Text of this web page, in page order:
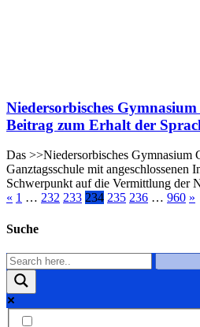
Niedersorbisches
Beitrag zum Erhalt der
Das >>Niedersorbisches Gymnasium
Ganztagsschule mit angeschlossenen
Schwerpunkt auf die Vermittlung der
« 1 … 232 233 234 235 236 … 960 »
Suche